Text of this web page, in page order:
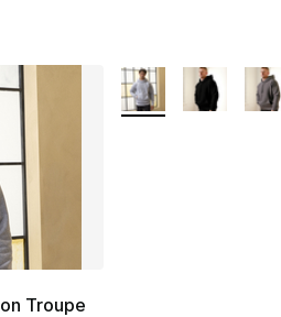
Troupe
Plus de couleurs